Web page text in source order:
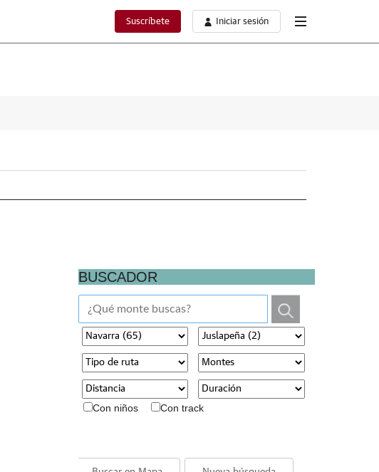
Suscríbete Iniciar sesión
BUSCADOR
Con niños Con track